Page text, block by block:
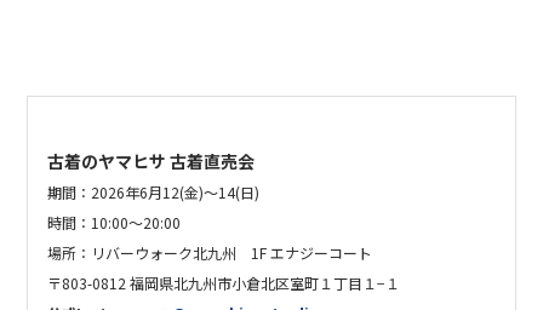
古着のヤマヒサ 古着直売会
期間：2026年6月12(金)〜14(日)
時間： 10:00〜20:00
場所：リバーウォーク北九州 1F エナジーコート
〒803-0812 福岡県北九州市小倉北区室町１丁目１−１